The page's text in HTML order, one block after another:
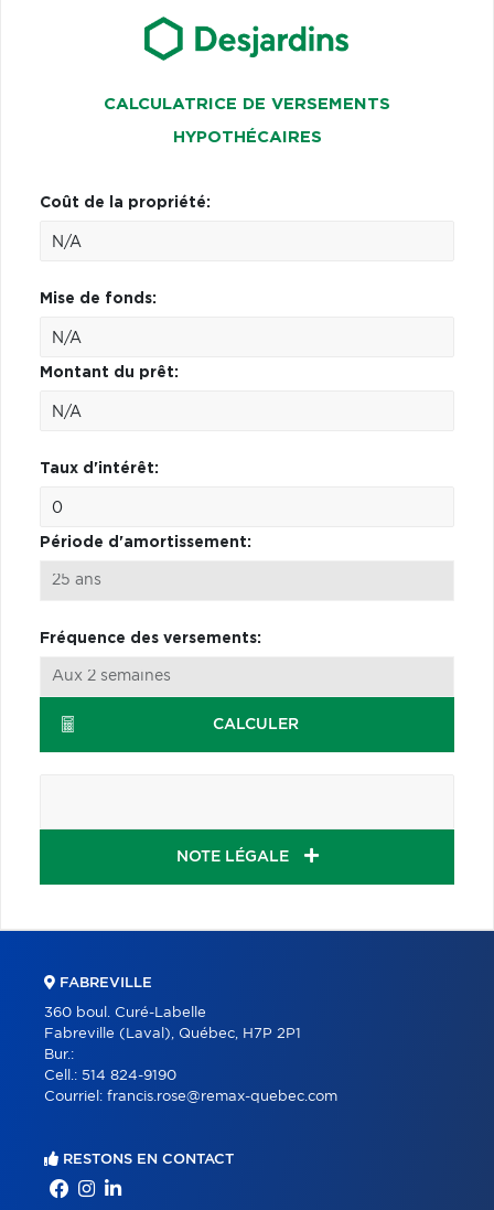
CALCULATRICE DE VERSEMENTS
HYPOTHÉCAIRES
Coût de la propriété:
Mise de fonds:
Montant du prêt:
Taux d'intérêt:
Période d'amortissement:
Fréquence des versements:
CALCULER
NOTE LÉGALE
FABREVILLE
360 boul. Curé-Labelle
Fabreville (Laval), Québec, H7P 2P1
Bur.:
Cell.: 514 824-9190
Courriel: francis.rose@remax-quebec.com
RESTONS EN CONTACT